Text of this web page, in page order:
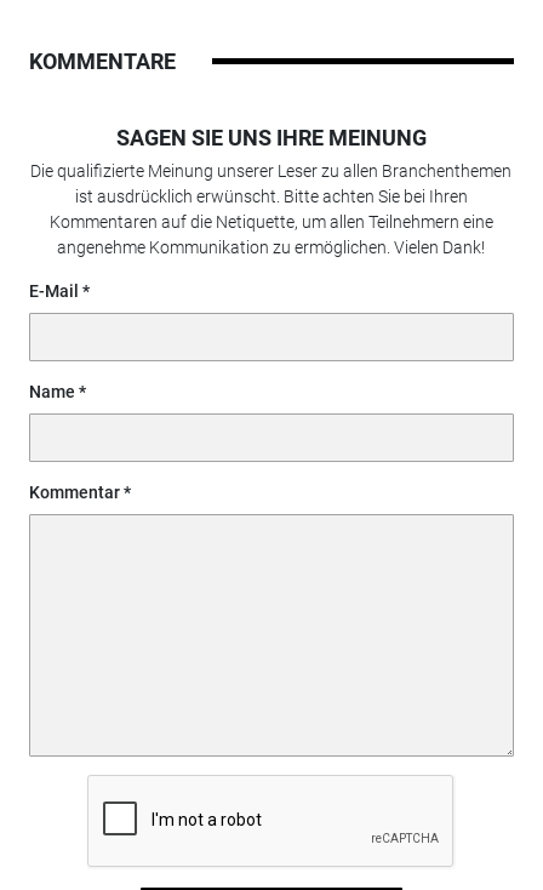
KOMMENTARE
SAGEN SIE UNS IHRE MEINUNG
Die qualifizierte Meinung unserer Leser zu allen Branchenthemen
ist ausdrücklich erwünscht. Bitte achten Sie bei Ihren
Kommentaren auf die Netiquette, um allen Teilnehmern eine
angenehme Kommunikation zu ermöglichen. Vielen Dank!
E-Mail
Name
Kommentar